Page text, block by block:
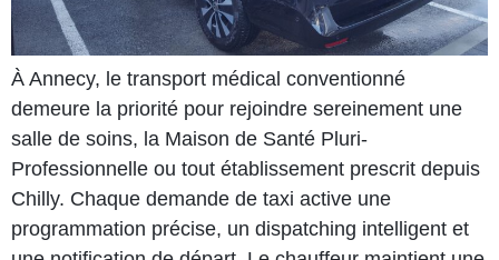
À Annecy, le transport médical conventionné
demeure la priorité pour rejoindre sereinement une
salle de soins, la Maison de Santé Pluri-
Professionnelle ou tout établissement prescrit depuis
Chilly. Chaque demande de taxi active une
programmation précise, un dispatching intelligent et